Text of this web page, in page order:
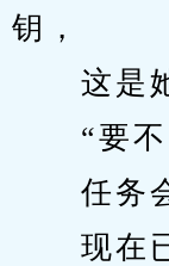
钥，
这是她
“要不
任务会
现在已